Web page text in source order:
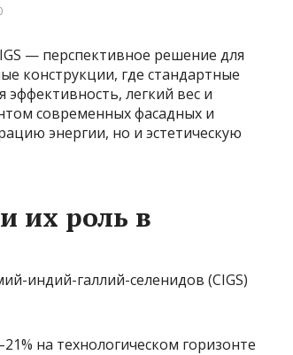
— перспективное решение для
конструкции, где стандартные
легкий вес и
современных фасадных и
энергии, но и эстетическую
их роль в
индий-галлий-селенидов (CIGS)
на технологическом горизонте